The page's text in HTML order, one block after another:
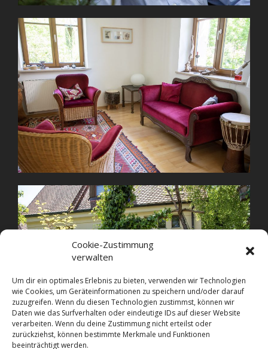
Cookie-Zustimmung
verwalten
Um dir ein optimales Erlebnis zu bieten, verwenden wir Technologien
wie Cookies, um Geräteinformationen zu speichern und/oder darauf
zuzugreifen. Wenn du diesen Technologien zustimmst, können wir
Daten wie das Surfverhalten oder eindeutige IDs auf dieser Website
verarbeiten. Wenn du deine Zustimmung nicht erteilst oder
zurückziehst, können bestimmte Merkmale und Funktionen
beeinträchtigt werden.